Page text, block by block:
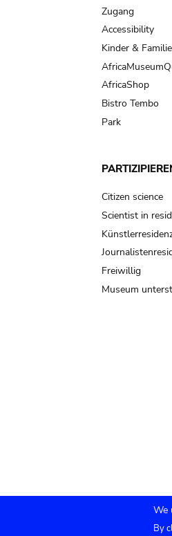
Zugang
Accessibility
Kinder &
AfricaShop
Bistro Tembo
Park
Citizen science
Scientist in
Freiwillig
Museum
We
By